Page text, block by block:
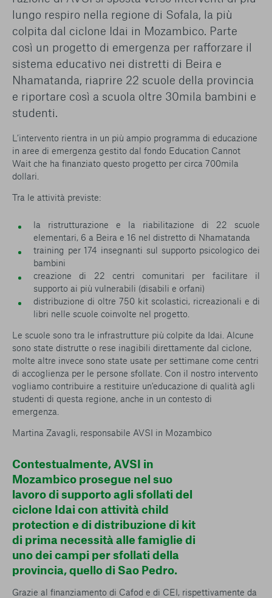
conto del fatto che il blocco di alcuni cookie può
condizionare l’esperienza sulla Piattaforma e il suo
funzionamento. Premendo “Conferma le mie scelte”, la
selezione relativa ai cookie effettuata verrà salvata. Se non è
stata selezionata alcuna opzione, premere questo pulsante
equivarrà a rifiutare tutti i cookie. Per ulteriori informazioni, è
possibile consultare la nostraUlteriori informazioni
Cookie strettamente necessari
Cookie di analisi
Cookies di marketing
lungo respiro nella regione di Sofala, la più
colpita dal ciclone Idai in Mozambico. Parte
così un progetto di emergenza per rafforzare il
sistema educativo nei distretti di Beira e
Nhamatanda, riaprire 22 scuole della provincia
e riportare così a scuola oltre 30mila bambini e
studenti.
L’intervento rientra in un più ampio programma di educazione
in aree di emergenza gestito dal fondo Education Cannot
Wait che ha finanziato questo progetto per circa 700mila
dollari.
Tra le attività previste:
la ristrutturazione e la riabilitazione di 22 scuole
elementari, 6 a Beira e 16 nel distretto di Nhamatanda
training per 174 insegnanti sul supporto psicologico dei
bambini
creazione di 22 centri comunitari per facilitare il
supporto ai più vulnerabili (disabili e orfani)
distribuzione di oltre 750 kit scolastici, ricreazionali e di
libri nelle scuole coinvolte nel progetto.
Le scuole sono tra le infrastrutture più colpite da Idai. Alcune
sono state distrutte o rese inagibili direttamente dal ciclone,
molte altre invece sono state usate per settimane come centri
di accoglienza per le persone sfollate. Con il nostro intervento
vogliamo contribuire a restituire un'educazione di qualità agli
studenti di questa regione, anche in un contesto di
emergenza.
Martina Zavagli, responsabile AVSI in Mozambico
Contestualmente, AVSI in
Mozambico prosegue nel suo
lavoro di supporto agli sfollati del
ciclone Idai con attività child
protection e di distribuzione di kit
di prima necessità alle famiglie di
uno dei campi per sfollati della
provincia, quello di Sao Pedro.
Grazie al finanziamento di Cafod e di CEI, rispettivamente da